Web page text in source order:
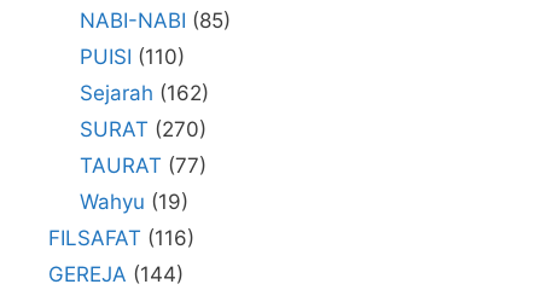
NABI-NABI (85)
PUISI (110)
Sejarah (162)
SURAT (270)
TAURAT (77)
Wahyu (19)
FILSAFAT (116)
GEREJA (144)